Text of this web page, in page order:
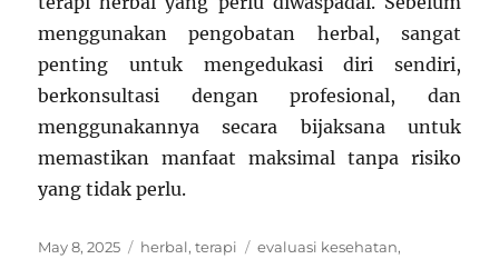
menggunakan pengobatan herbal, sangat
penting untuk mengedukasi diri sendiri,
berkonsultasi dengan profesional, dan
menggunakannya secara bijaksana untuk
memastikan manfaat maksimal tanpa risiko
yang tidak perlu.
Posted
May 8, 2025 Categories
herbal,terapi Tags
evaluasi kesehatan,